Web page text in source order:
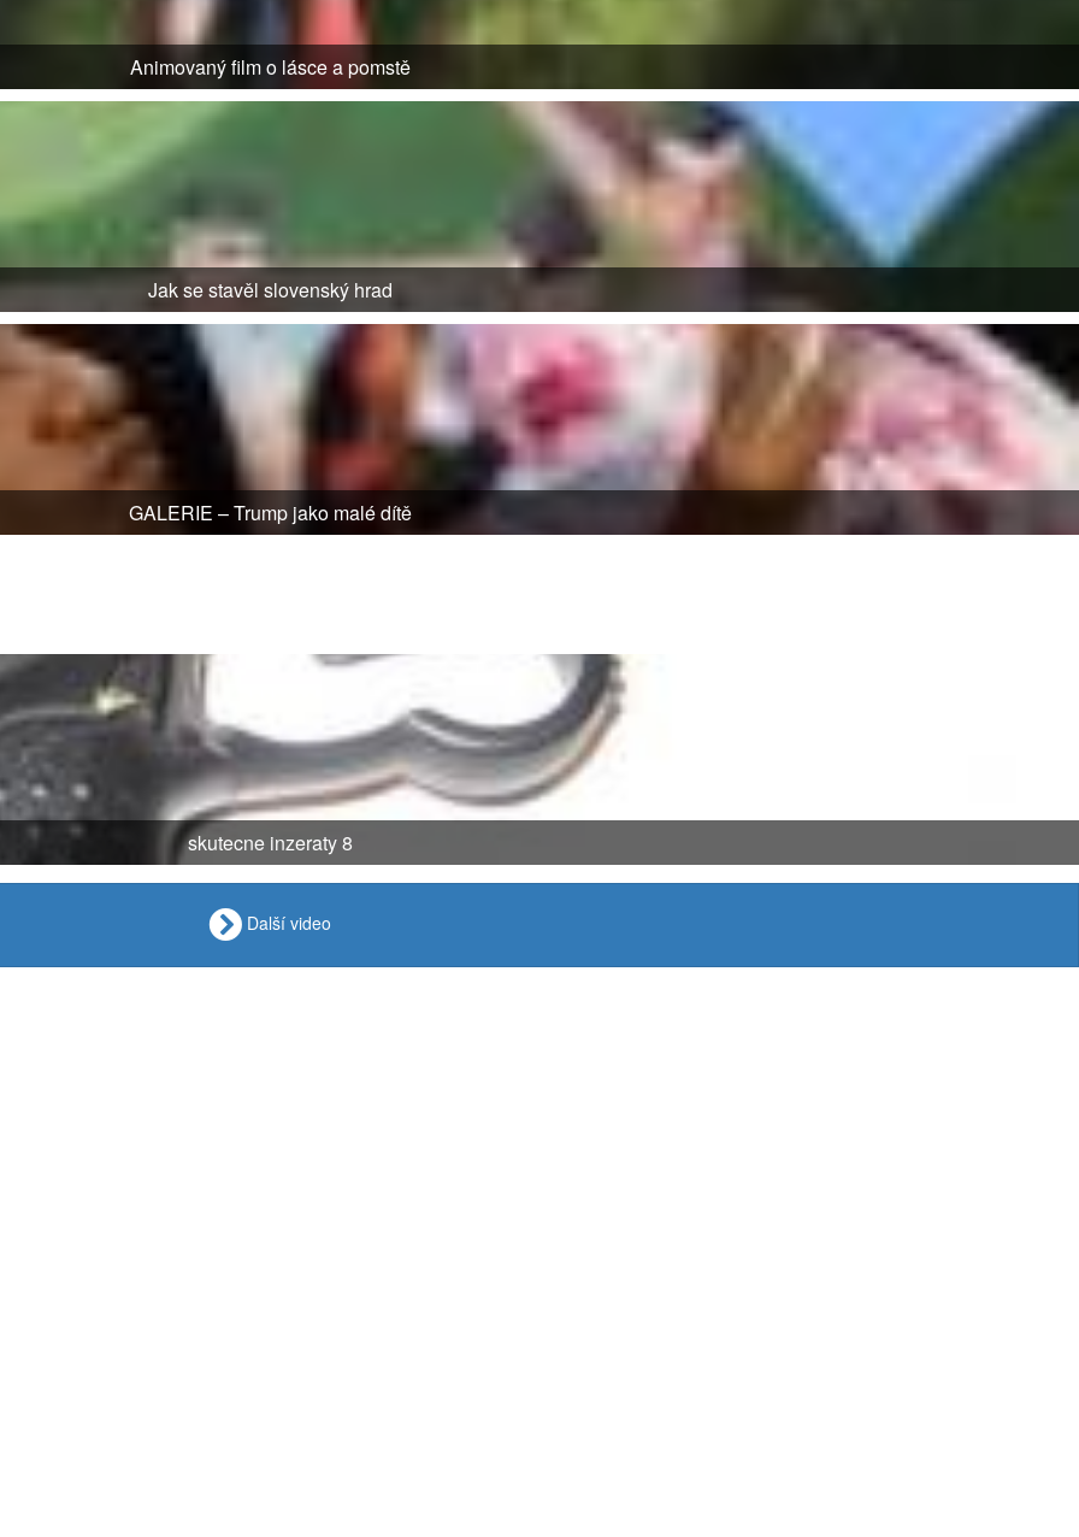
Animovaný film o lásce a pomstě
Jak se stavěl slovenský hrad
GALERIE – Trump jako malé dítě
skutecne inzeraty 8
Další video